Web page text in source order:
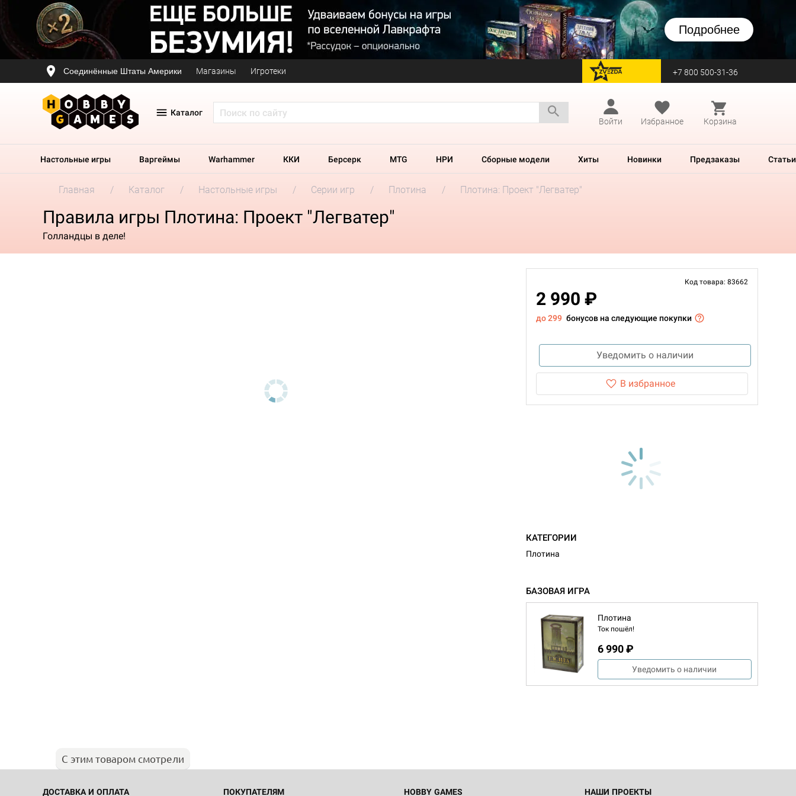
Подробнее
Соединённые Штаты Америки Магазины Игротеки перейти на Zvezda +7 800 500-31-36
Каталог
Войти
Избранное Корзина
Настольные игры Варгеймы Warhammer ККИ Берсерк MTG НРИ Сборные модели Хиты Новинки Предзаказы Статьи
Главная Каталог Настольные игры Серии игр Плотина Плотина: Проект "Легватер"
Правила игры Плотина: Проект "Легватер"
Голландцы в деле!
Код товара: 83662
2 990 ₽
до 299 бонусов на следующие покупки
Уведомить о наличии
В избранное
КАТЕГОРИИ
Плотина
БАЗОВАЯ ИГРА
Плотина
Ток пошёл!
6 990 ₽
Уведомить о наличии
С этим товаром смотрели
ДОСТАВКА И ОПЛАТА ПОКУПАТЕЛЯМ HOBBY GAMES НАШИ ПРОЕКТЫ